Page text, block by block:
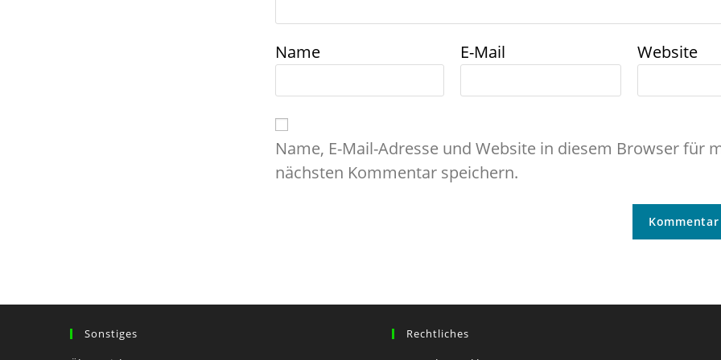
Name E-Mail Website
Name, E-Mail-Adresse und Website in diesem Browser für
nächsten Kommentar speichern.
Sonstiges Rechtliches